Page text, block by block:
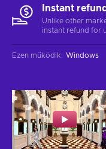
Instant
Unlike other
instant refund for
Ezen működik: Windows